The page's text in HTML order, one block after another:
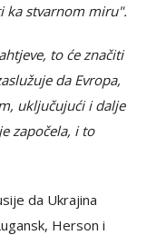
ka stvarnom miru".
to će značiti
da Evropa,
uključujući i dalje
započela, i to
da Ukrajina
Herson i